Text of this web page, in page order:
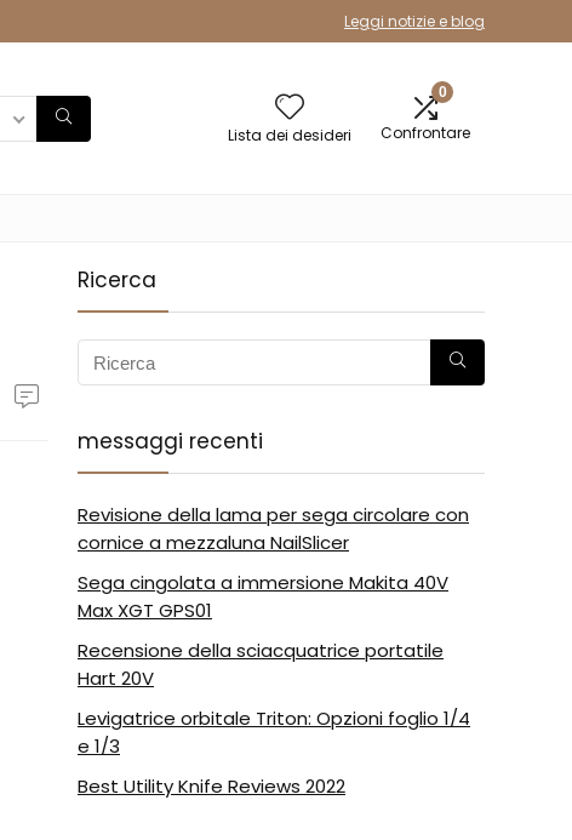
Leggi notizie e blog
Lista dei desideri
0
Confrontare
Ricerca
messaggi recenti
Revisione della lama per sega circolare con
cornice a mezzaluna NailSlicer
Sega cingolata a immersione Makita 40V
Max XGT GPS01
Recensione della sciacquatrice portatile
Hart 20V
Levigatrice orbitale Triton: Opzioni foglio 1/4
e 1/3
Best Utility Knife Reviews 2022